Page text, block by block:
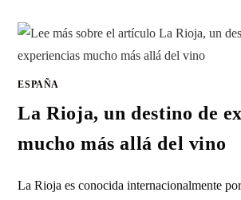
ESPAÑA
La Rioja, un destino de
mucho más allá del vino
La Rioja es conocida internacionalmente